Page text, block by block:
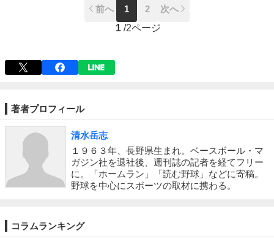
前へ 1 2
次へ
1 /2ページ
著者プロフィール
清水岳志
１９６３年、長野県生まれ。ベースボール・マ
ガジン社を退社後、週刊誌の記者を経てフリー
に。「ホームラン」「読む野球」などに寄稿。
野球を中心にスポーツの取材に携わる。
コラムランキング